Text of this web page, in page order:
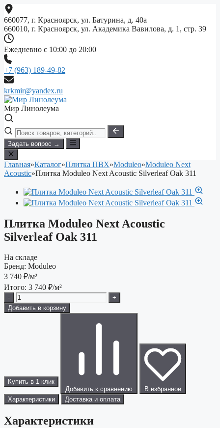
Перейти
к
содержимому
660077, г. Красноярск, ул. Батурина, д. 40а
660010, г. Красноярск, ул. Академика Вавилова, д. 1, стр. 39
Ежедневно с 10:00 до 20:00
+7 (963) 189-49-82
krkmir@yandex.ru
Мир Линолеума
Задать вопрос →
Главная»Каталог»Плитка ПВХ»Moduleo»Moduleo Next
Acoustic»Плитка Moduleo Next Acoustic Silverleaf Oak 311
Плитка Moduleo Next Acoustic
Silverleaf Oak 311
На складе
Бренд: Moduleo
3 740 ₽/м²
Итого: 3 740 ₽/м²
-
+
Добавить в корзину
Купить в 1 клик
Добавить к сравнению
В избранное
Характеристики
Доставка и оплата
Характеристики